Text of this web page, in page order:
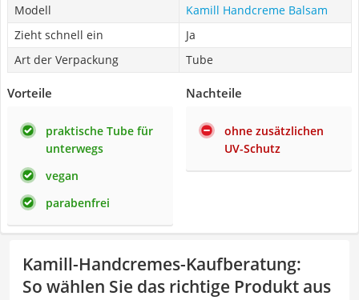
Modell
Kamill Handcreme Balsam
Zieht schnell ein
Ja
Art der Verpackung
Tube
Vorteile
praktische Tube für
unterwegs
vegan
parabenfrei
Nachteile
ohne zusätzlichen
UV-Schutz
Kamill-Handcremes-Kaufberatung:
So wählen Sie das richtige Produkt aus